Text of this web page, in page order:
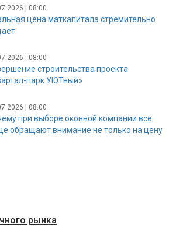
| 08:00
цена маткапитала стремительно
| 08:00
строительства проекта
парк УЮТный»
| 08:00
при выборе оконной компании все
обращают внимание не только на цену
рынка